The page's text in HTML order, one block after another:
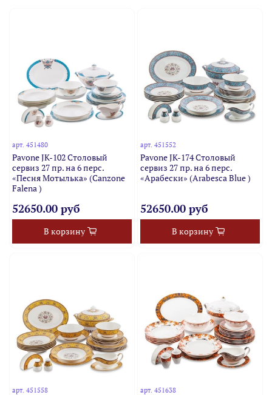
арт.451480
Pavone JK-102 Столовый
сервиз 27 пр. на 6 перс.
«Песня Мотылька» (Canzone
Falena )
52650.00 руб
В корзину
арт. 451552
Pavone JK-174 Столовый
сервиз 27 пр. на 6 перс.
«Арабески» (Arabesca Blue )
52650.00 руб
В корзину
арт.451558 арт. 451638